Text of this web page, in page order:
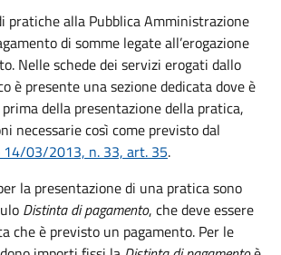
pratiche alla Pubblica Amministrazione
di somme legate all’erogazione
Nelle schede dei servizi erogati dallo
è presente una sezione dedicata dove è
della presentazione della pratica,
necessarie così come previsto dal
14/03/2013, n. 33, art. 35.
la presentazione di una pratica sono
Distinta di pagamento, che deve essere
che è previsto un pagamento. Per le